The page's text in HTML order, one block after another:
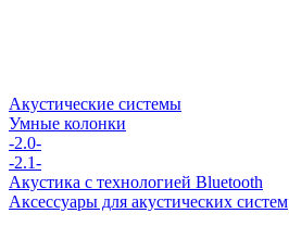
Акустические системы
Умные колонки
-2.0-
-2.1-
Акустика с технологией Bluetooth
Аксессуары для акустических систем